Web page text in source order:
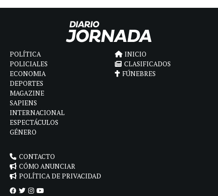
POLÍTICA
POLICIALES
ECONOMIA
DEPORTES
MAGAZINE
SAPIENS
INTERNACIONAL
ESPECTÁCULOS
GÉNERO
INICIO
CLASIFICADOS
FÚNEBRES
CONTACTO
CÓMO ANUNCIAR
POLÍTICA DE PRIVACIDAD